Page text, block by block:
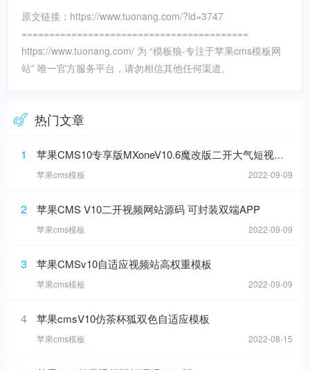
原文链接：https://www.tuonang.com/?id=3747
=========================================
https://www.tuonang.com/ 为 “模板狼-专注于苹果cms模板网
站” 唯一官方服务平台，请勿相信其他任何渠道。
热门文章
1 苹果CMS10专享版MXoneV10.6魔改版二开大气短视模板
苹果cms模板 2022-09-09
2 苹果CMS V10二开视频网站源码 可封装双端APP
苹果cms模板 2022-09-09
3 苹果CMSv10自适应视频站高权重模板
苹果cms模板 2022-09-09
4 苹果cmsV10仿茶杯狐双色自适应模板
苹果cms模板 2022-08-15